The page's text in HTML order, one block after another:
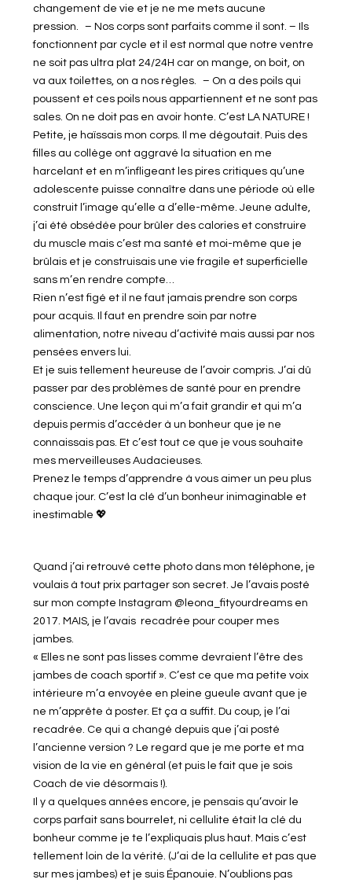
changement de vie et je ne me mets aucune
pression. – Nos corps sont parfaits comme il sont. – Ils
fonctionnent par cycle et il est normal que notre ventre
ne soit pas ultra plat 24/24H car on mange, on boit, on
va aux toilettes, on a nos règles. – On a des poils qui
poussent et ces poils nous appartiennent et ne sont pas
sales. On ne doit pas en avoir honte. C’est LA NATURE !
Petite, je haïssais mon corps. Il me dégoutait. Puis des
filles au collège ont aggravé la situation en me
harcelant et en m’infligeant les pires critiques qu’une
adolescente puisse connaître dans une période où elle
construit l’image qu’elle a d’elle-même. Jeune adulte,
j’ai été obsédée pour brûler des calories et construire
du muscle mais c’est ma santé et moi-même que je
brûlais et je construisais une vie fragile et superficielle
sans m’en rendre compte…
Rien n’est figé et il ne faut jamais prendre son corps
pour acquis. Il faut en prendre soin par notre
alimentation, notre niveau d’activité mais aussi par nos
pensées envers lui.
Et je suis tellement heureuse de l’avoir compris. J’ai dû
passer par des problèmes de santé pour en prendre
conscience. Une leçon qui m’a fait grandir et qui m’a
depuis permis d’accéder à un bonheur que je ne
connaissais pas. Et c’est tout ce que je vous souhaite
mes merveilleuses Audacieuses.
Prenez le temps d’apprendre à vous aimer un peu plus
chaque jour. C’est la clé d’un bonheur inimaginable et
inestimable 💖
Quand j’ai retrouvé cette photo dans mon téléphone, je
voulais à tout prix partager son secret. Je l’avais posté
sur mon compte Instagram @leona_fityourdreams en
2017. MAIS, je l’avais recadrée pour couper mes
jambes.
« Elles ne sont pas lisses comme devraient l’être des
jambes de coach sportif ». C’est ce que ma petite voix
intérieure m’a envoyée en pleine gueule avant que je
ne m’apprête à poster. Et ça a suffit. Du coup, je l’ai
recadrée. Ce qui a changé depuis que j’ai posté
l’ancienne version ? Le regard que je me porte et ma
vision de la vie en général (et puis le fait que je sois
Coach de vie désormais !).
Il y a quelques années encore, je pensais qu’avoir le
corps parfait sans bourrelet, ni cellulite était la clé du
bonheur comme je te l’expliquais plus haut. Mais c’est
tellement loin de la vérité. (J’ai de la cellulite et pas que
sur mes jambes) et je suis Épanouie. N’oublions pas